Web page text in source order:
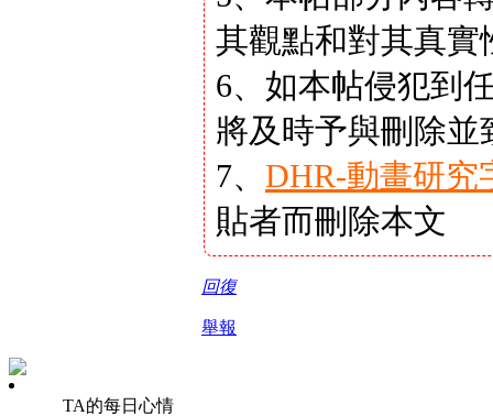
其觀點和對其真實
6、如本帖侵犯到
將及時予與刪除並
7、 DHR-動畫研究
貼者而刪除本文
回復
舉報
TA的每日心情